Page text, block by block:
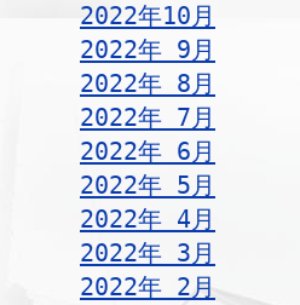
2022年10月
2022年 9月
2022年 8月
2022年 7月
2022年 6月
2022年 5月
2022年 4月
2022年 3月
2022年 2月